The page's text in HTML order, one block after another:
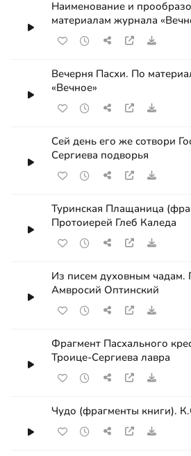
Наименование и
материалам журнала
Вечерня Пасхи. По
«Вечное»
Сей день его же сотвори
Сергиева подворья
Туринская Плащаница
Протоиерей Глеб Каледа
Из писем духовным
Амвросий Оптинский
Фрагмент Пасхального
Троице-Сергиева лавра
Чудо (фрагменты книги).